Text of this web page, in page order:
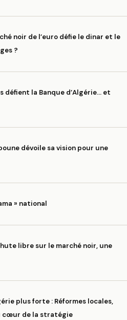
noir de l’euro défie le dinar et le
?
défient la Banque d’Algérie… et
dévoile sa vision pour une
» national
libre sur le marché noir, une
plus forte : Réformes locales,
cœur de la stratégie